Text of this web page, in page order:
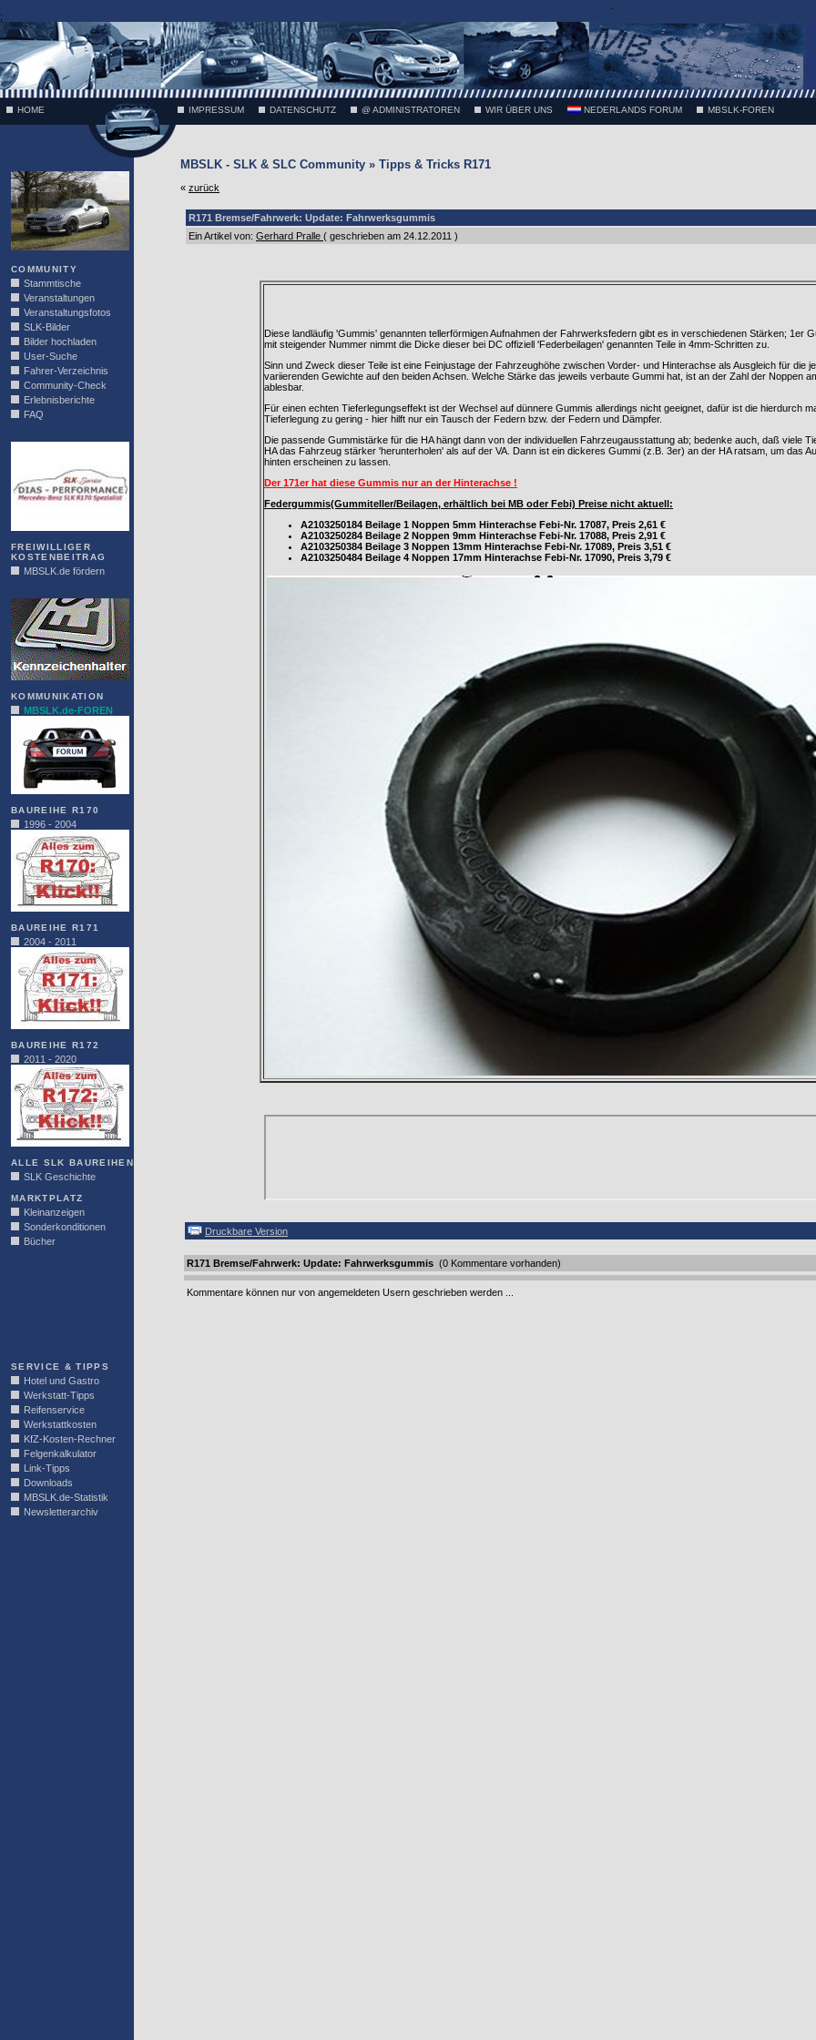
;
HOME IMPRESSUM DATENSCHUTZ @ ADMINISTRATOREN WIR ÜBER UNS NEDERLANDS FORUM MBSLK-FOREN
COMMUNITY
Stammtische
Veranstaltungen
Veranstaltungsfotos
SLK-Bilder
Bilder hochladen
User-Suche
Fahrer-Verzeichnis
Community-Check
Erlebnisberichte
FAQ
FREIWILLIGER
KOSTENBEITRAG
MBSLK.de fördern
KOMMUNIKATION
MBSLK.de-FOREN
BAUREIHE R170
1996 - 2004
BAUREIHE R171
2004 - 2011
BAUREIHE R172
2011 - 2020
ALLE SLK BAUREIHEN
SLK Geschichte
MARKTPLATZ
Kleinanzeigen
Sonderkonditionen
Bücher
SERVICE & TIPPS
Hotel und Gastro
Werkstatt-Tipps
Reifenservice
Werkstattkosten
KfZ-Kosten-Rechner
Felgenkalkulator
Link-Tipps
Downloads
MBSLK.de-Statistik
Newsletterarchiv
MBSLK - SLK & SLC Community » Tipps & Tricks R171
« zurück
R171 Bremse/Fahrwerk: Update: Fahrwerksgummis
Ein Artikel von: Gerhard Pralle ( geschrieben am 24.12.2011 )
Diese landläufig 'Gummis' genannten tellerförmigen Aufnahmen der Fahrwerksfedern gibt es in verschiedenen Stärken; 1er
mit steigender Nummer nimmt die Dicke dieser bei DC offiziell 'Federbeilagen' genannten Teile in 4mm-Schritten zu.
Sinn und Zweck dieser Teile ist eine Feinjustage der Fahrzeughöhe zwischen Vorder- und Hinterachse als Ausgleich für die
variierenden Gewichte auf den beiden Achsen. Welche Stärke das jeweils verbaute Gummi hat, ist an der Zahl der Noppen
ablesbar.
Für einen echten Tieferlegungseffekt ist der Wechsel auf dünnere Gummis allerdings nicht geeignet, dafür ist die hierdurch
Tieferlegung zu gering - hier hilft nur ein Tausch der Federn bzw. der Federn und Dämpfer.
Die passende Gummistärke für die HA hängt dann von der individuellen Fahrzeugausstattung ab; bedenke auch, daß viele
HA das Fahrzeug stärker 'herunterholen' als auf der VA. Dann ist ein dickeres Gummi (z.B. 3er) an der HA ratsam, um das
hinten erscheinen zu lassen.
Der 171er hat diese Gummis nur an der Hinterachse !
Federgummis(Gummiteller/Beilagen, erhältlich bei MB oder Febi) Preise nicht aktuell:
A2103250184 Beilage 1 Noppen 5mm Hinterachse Febi-Nr. 17087, Preis 2,61 €
A2103250284 Beilage 2 Noppen 9mm Hinterachse Febi-Nr. 17088, Preis 2,91 €
A2103250384 Beilage 3 Noppen 13mm Hinterachse Febi-Nr. 17089, Preis 3,51 €
A2103250484 Beilage 4 Noppen 17mm Hinterachse Febi-Nr. 17090, Preis 3,79 €
Druckbare Version
R171 Bremse/Fahrwerk: Update: Fahrwerksgummis (0 Kommentare vorhanden)
Kommentare können nur von angemeldeten Usern geschrieben werden ...